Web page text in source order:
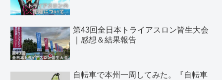
第43回全日本トライアスロン皆生大会
｜感想＆結果報告
自転車で本州一周してみた。『自転車